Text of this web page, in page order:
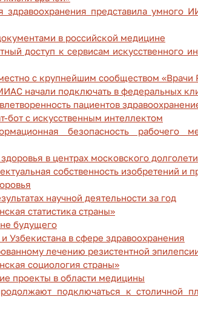
здравоохранения представила умного
в российской медицине
доступ к сервисам искусственного
с крупнейшим сообществом «Врачи
начали подключать в федеральных
пациентов
бот с искусственным интеллектом
безопасность рабочего
в центрах московского
собственность изобретений и
научной деятельности за год
статистика страны»
будущего
Узбекистана в сфере здравоохранения
лечению резистентной
социология страны»
проекты в области медицины
подключаться к столичной